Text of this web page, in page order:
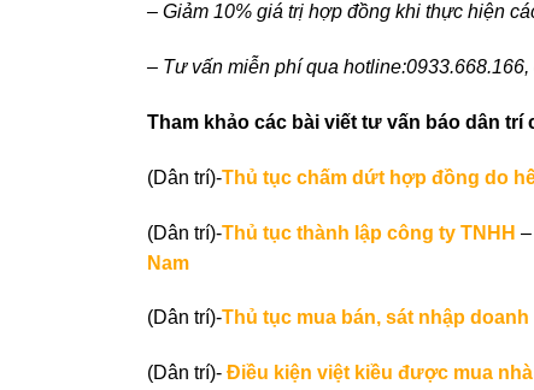
– Giảm 10% giá trị hợp đồng khi thực hiện
– Tư vấn miễn phí qua
Tham khảo các bài viết tư vấn báo dân trí
(Dân trí)-Thủ tục chấm dứt hợp đồng do
(Dân trí)-Thủ tục thành lập công ty TNHH –
Nam
(Dân trí)-Thủ tục mua bán, sát nhập
(Dân trí)- Điều kiện việt kiều được mua nhà